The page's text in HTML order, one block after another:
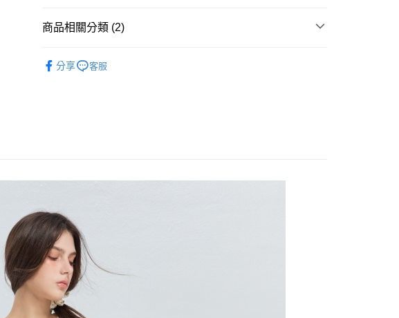
全家付款取貨
每筆NT$80，滿NT$2,000(含以上)免運費
宅配
每筆NT$120，滿NT$2,000(含以上)免運費
離島宅配
每筆NT$400，滿NT$2,000(含以上)免運費
商品相關分類 (2)
分享 客服